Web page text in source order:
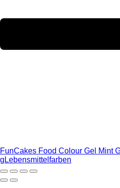
FunCakes Food Colour Gel Mint
gLebensmittelfarben